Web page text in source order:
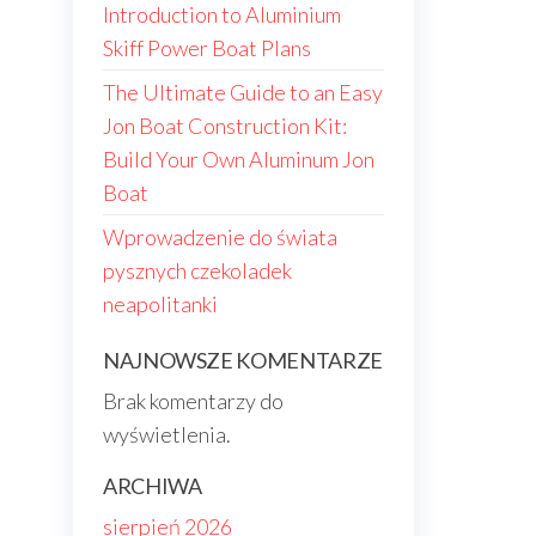
Introduction to Aluminium
Skiff Power Boat Plans
The Ultimate Guide to an Easy
Jon Boat Construction Kit:
Build Your Own Aluminum Jon
Boat
Wprowadzenie do świata
pysznych czekoladek
neapolitanki
NAJNOWSZE KOMENTARZE
Brak komentarzy do
wyświetlenia.
ARCHIWA
sierpień 2026